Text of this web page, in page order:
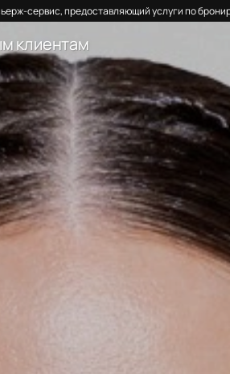
сервис, предоставляющий услуги по
клиентам